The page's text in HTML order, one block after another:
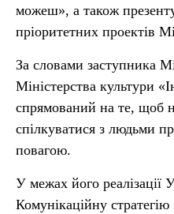
можеш», а також
пріоритетних проектів
За словами заступника
Міністерства культури
спрямований на те, щоб
спілкуватися з людьми
повагою.
У межах його реалізації
Комунікаційну стратегію